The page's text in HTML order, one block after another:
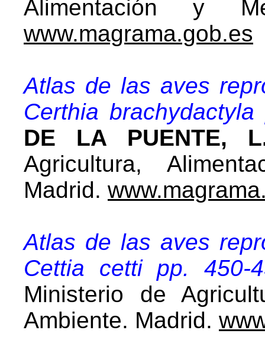
Alimentación y
www.magrama.gob.es
Atlas de las aves
Certhia
DE LA PUENTE,
Agricultura,
Madrid.
Atlas de las aves
Cettia cetti pp. 450-
Ministerio de
Ambiente. Madrid.